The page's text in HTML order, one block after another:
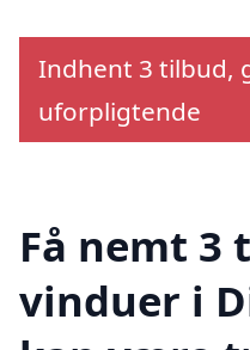
Indhent 3 tilbud,
uforpligtende
Få nemt 3
vinduer i